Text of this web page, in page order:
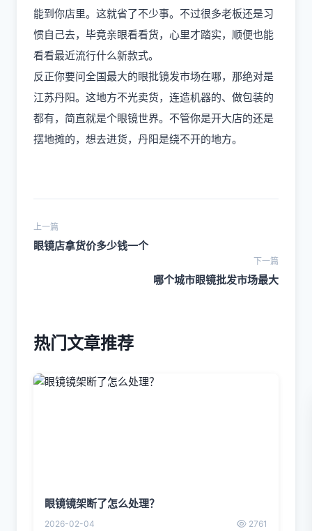
能到你店里。这就省了不少事。不过很多老板还是习
惯自己去，毕竟亲眼看看货，心里才踏实，顺便也能
看看最近流行什么新款式。
反正你要问全国最大的眼批镜发市场在哪，那绝对是
江苏丹阳。这地方不光卖货，连造机器的、做包装的
都有，简直就是个眼镜世界。不管你是开大店的还是
摆地摊的，想去进货，丹阳是绕不开的地方。
上一篇
眼镜店拿货价多少钱一个
下一篇
哪个城市眼镜批发市场最大
热门文章推荐
眼镜镜架断了怎么处理？
2026-02-04 2761